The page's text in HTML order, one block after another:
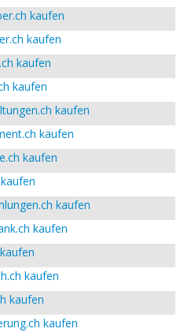
kaufen
kaufen
kaufen
kaufen
kaufen
kaufen
kaufen
kaufen
kaufen
kaufen
kaufen
kaufen